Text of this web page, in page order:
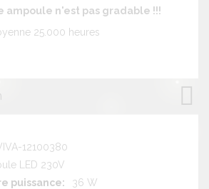
ampoule n'est pas gradable !!!
25.000 heures
12100380
LED 230V
36 W